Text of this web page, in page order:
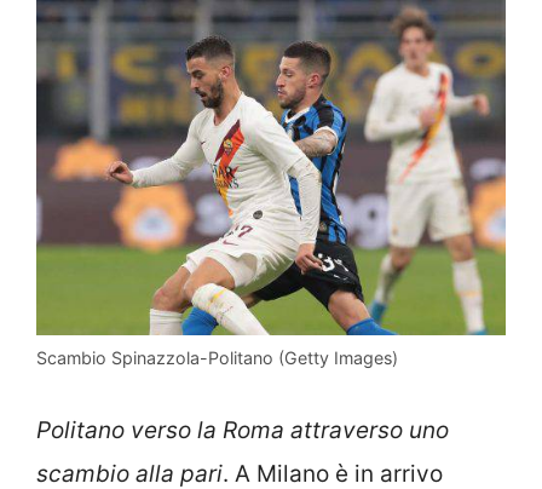
Scambio Spinazzola-Politano (Getty Images)
Politano verso la Roma attraverso uno
scambio alla pari. A Milano è in arrivo